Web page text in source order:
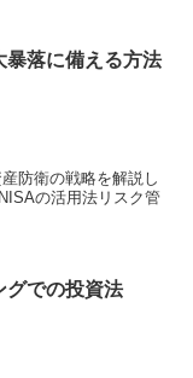
暴落に備える方法
防衛の戦略を解説し
の活用法リスク管
グでの投資法